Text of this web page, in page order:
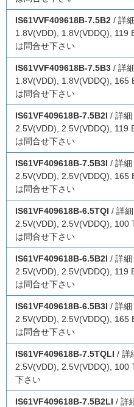
IS61VVF409618B-7.5B2 / 詳
1.8V(VDD), 1.8V(VDDQ), 119
は問合せ下さい
IS61VVF409618B-7.5B3 / 詳
1.8V(VDD), 1.8V(VDDQ), 165
は問合せ下さい
IS61VF409618B-7.5B2I / 詳細
2.5V(VDD), 2.5V(VDDQ), 119
は問合せ下さい
IS61VF409618B-7.5B3I / 詳細
2.5V(VDD), 2.5V(VDDQ), 165
は問合せ下さい
IS61VF409618B-6.5TQI / 詳
2.5V(VDD), 2.5V(VDDQ), 100
は問合せ下さい
IS61VF409618B-6.5B2I / 詳細
2.5V(VDD), 2.5V(VDDQ), 119
は問合せ下さい
IS61VF409618B-6.5B3I / 詳細
2.5V(VDD), 2.5V(VDDQ), 165
は問合せ下さい
IS61VF409618B-7.5TQLI / 詳
2.5V(VDD), 2.5V(VDDQ), 100
下さい
IS61VF409618B-7.5B2LI / 詳